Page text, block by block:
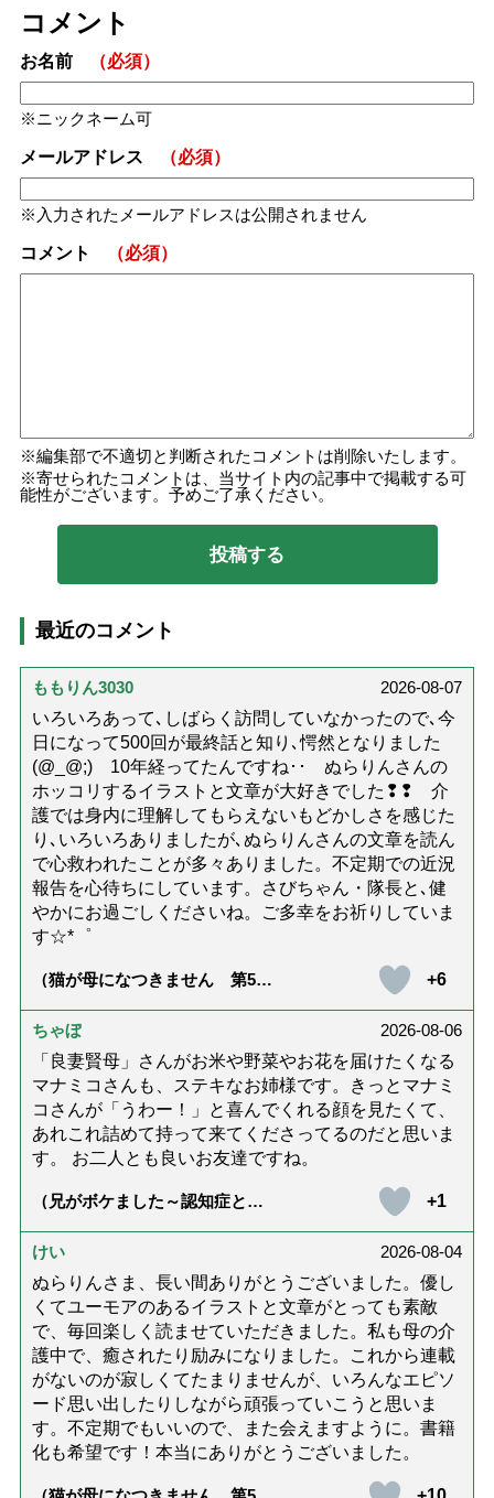
コメント
お名前 （必須）
ニックネーム可
メールアドレス （必須）
入力されたメールアドレスは公開されません
コメント （必須）
編集部で不適切と判断されたコメントは削除いたします。
寄せられたコメントは、当サイト内の記事中で掲載する可
能性がございます。予めご了承ください。
最近のコメント
ももりん3030
2026-08-07
いろいろあって､しばらく訪問していなかったので､今
日になって500回が最終話と知り､愕然となりました
(@_@;) 10年経ってたんですね･･ ぬらりんさんの
ホッコリするイラストと文章が大好きでした❢❢ 介
護では身内に理解してもらえないもどかしさを感じた
り､いろいろありましたが､ぬらりんさんの文章を読ん
で心救われたことが多々ありました。不定期での近況
報告を心待ちにしています。さびちゃん・隊長と､健
やかにお過ごしくださいね。ご多幸をお祈りしていま
す☆*゜
（猫が母になつきません 第500
+6
ちゃぼ
2026-08-06
「良妻賢母」さんがお米や野菜やお花を届けたくなる
マナミコさんも、ステキなお姉様です。きっとマナミ
コさんが「うわー！」と喜んでくれる顔を見たくて、
あれこれ詰めて持って来てくださってるのだと思いま
す。 お二人とも良いお友達ですね。
（兄がボケました～認知症と介
達』が届きました」）
+1
けい
2026-08-04
ぬらりんさま、長い間ありがとうございました。優し
くてユーモアのあるイラストと文章がとっても素敵
で、毎回楽しく読ませていただきました。私も母の介
護中で、癒されたり励みになりました。これから連載
がないのが寂しくてたまりませんが、いろんなエピソ
ード思い出したりしながら頑張っていこうと思いま
す。不定期でもいいので、また会えますように。書籍
化も希望です！本当にありがとうございました。